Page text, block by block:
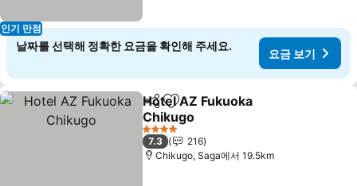
인기 만점
날짜를 선택해 정확한 요금을 확인해 주세요.
요금 보기
공유 즐겨찾기에 추가
Hotel AZ Fukuoka
Chikugo
4 성급
7.3
216
Chikugo, Saga에서 19.5km